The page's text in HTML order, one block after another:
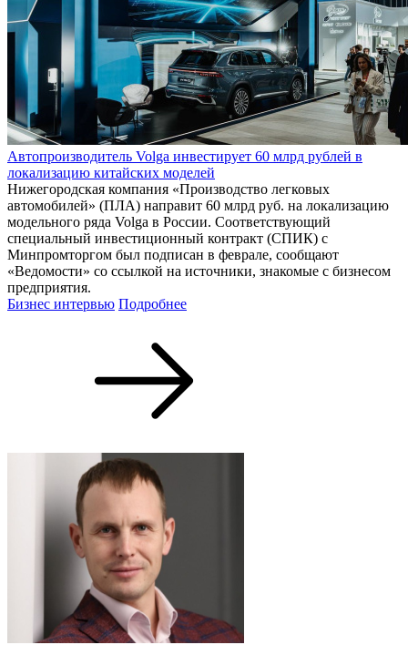
Автопроизводитель Volga инвестирует 60 млрд рублей в
локализацию китайских моделей
Нижегородская компания «Производство легковых
автомобилей» (ПЛА) направит 60 млрд руб. на локализацию
модельного ряда Volga в России. Соответствующий
специальный инвестиционный контракт (СПИК) с
Минпромторгом был подписан в феврале, сообщают
«Ведомости» со ссылкой на источники, знакомые с бизнесом
предприятия.
Бизнес интервью Подробнее